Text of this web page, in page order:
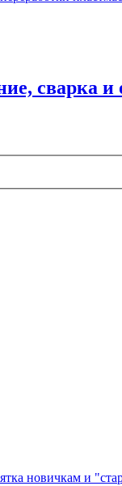
сварка
новичкам и